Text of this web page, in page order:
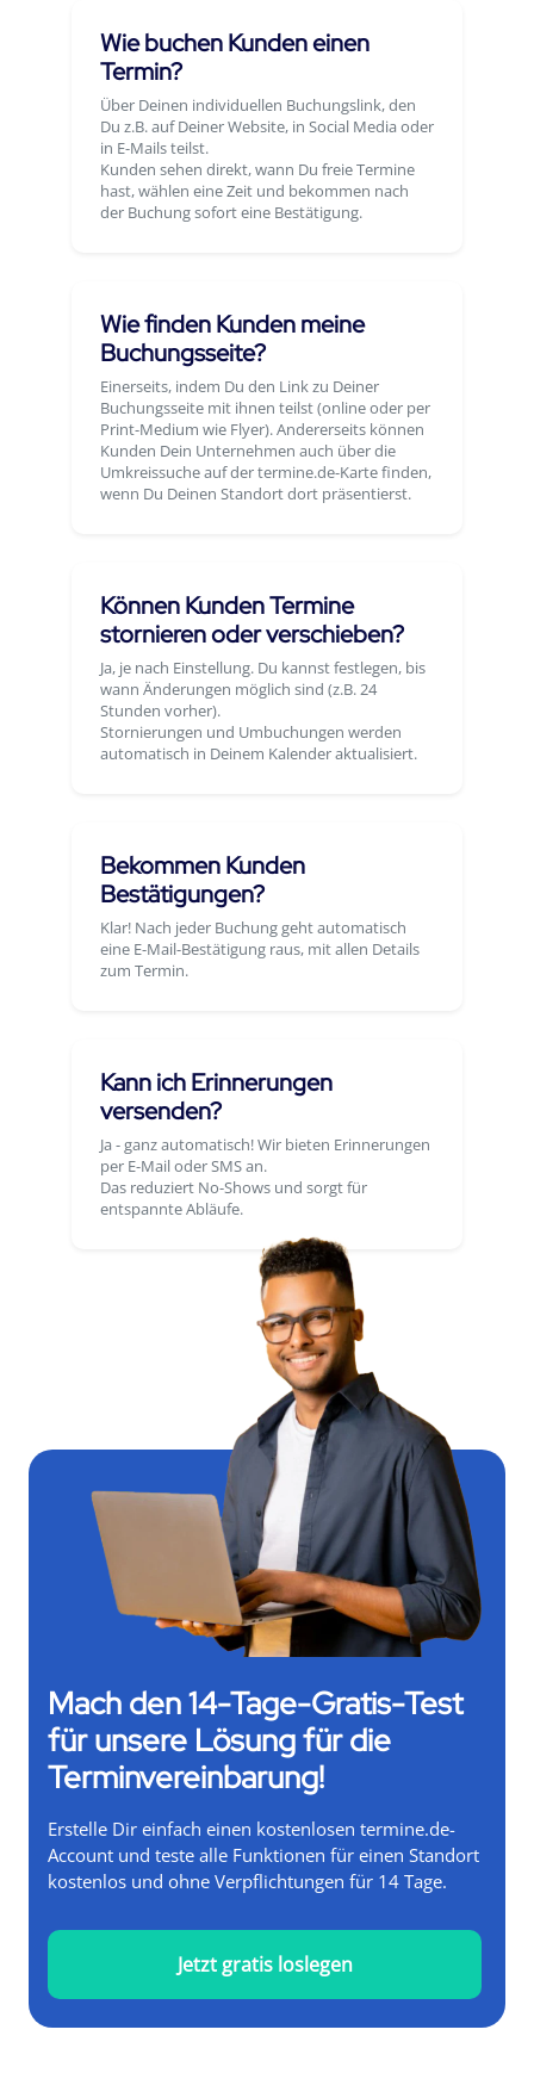
Wie buchen Kunden einen
Termin?
Über Deinen individuellen Buchungslink, den
Du z.B. auf Deiner Website, in Social Media oder
in E-Mails teilst.
Kunden sehen direkt, wann Du freie Termine
hast, wählen eine Zeit und bekommen nach
der Buchung sofort eine Bestätigung.
Wie finden Kunden meine
Buchungsseite?
Einerseits, indem Du den Link zu Deiner
Buchungsseite mit ihnen teilst (online oder per
Print-Medium wie Flyer). Andererseits können
Kunden Dein Unternehmen auch über die
Umkreissuche auf der termine.de-Karte finden,
wenn Du Deinen Standort dort präsentierst.
Können Kunden Termine
stornieren oder verschieben?
Ja, je nach Einstellung. Du kannst festlegen, bis
wann Änderungen möglich sind (z.B. 24
Stunden vorher).
Stornierungen und Umbuchungen werden
automatisch in Deinem Kalender aktualisiert.
Bekommen Kunden
Bestätigungen?
Klar! Nach jeder Buchung geht automatisch
eine E-Mail-Bestätigung raus, mit allen Details
zum Termin.
Kann ich Erinnerungen
versenden?
Ja - ganz automatisch! Wir bieten Erinnerungen
per E-Mail oder SMS an.
Das reduziert No-Shows und sorgt für
entspannte Abläufe.
Mach den 14-Tage-Gratis-Test
für unsere Lösung für die
Terminvereinbarung!
Erstelle Dir einfach einen kostenlosen termine.de-
Account und teste alle Funktionen für einen Standort
kostenlos und ohne Verpflichtungen für 14 Tage.
Jetzt gratis loslegen